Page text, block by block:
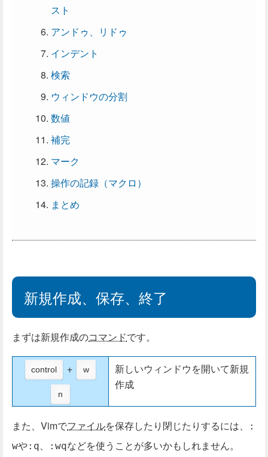
スト
アンドゥ、リドゥ
インデント
検索
ウィンドウの分割
数値
補完
マーク
操作の記録（マクロ）
まとめ
新規作成、保存、終了
まずは新規作成のコマンドです。
control + w
n
新しいウィンドウを開いて新規
作成
また、Vimでファイルを保存したり閉じたりするには、
:
wや:q :wqなどを使うことが多いかもしれません。